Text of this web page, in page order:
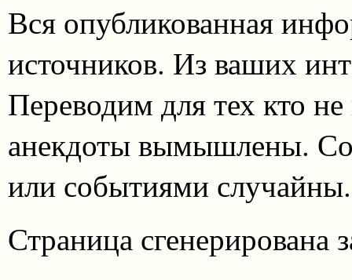
Вся опубликованная
источников. Из ваших
Переводим для тех кто
анекдоты вымышлены.
или событиями случайны.
Страница сгенерирована